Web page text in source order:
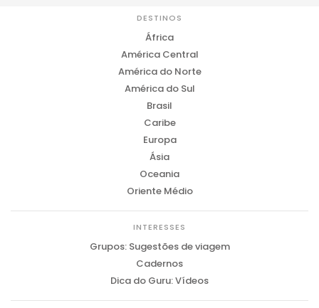
DESTINOS
África
América Central
América do Norte
América do Sul
Brasil
Caribe
Europa
Ásia
Oceania
Oriente Médio
INTERESSES
Grupos: Sugestões de viagem
Cadernos
Dica do Guru: Vídeos